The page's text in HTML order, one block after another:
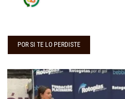
POR SI TE LO PERDISTE